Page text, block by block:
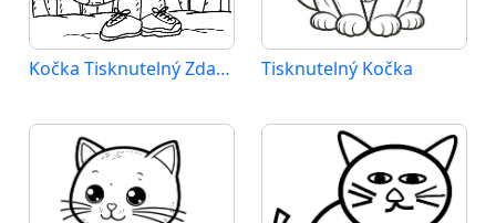
Kočka Tisknutelný Zdarma Tisknutelný Kočka